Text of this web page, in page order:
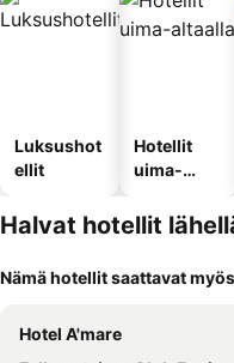
Luksushot
ellit
Hotellit
uima-
Halvat hotellit
Nämä hotellit saattavat
Hotel A'mare